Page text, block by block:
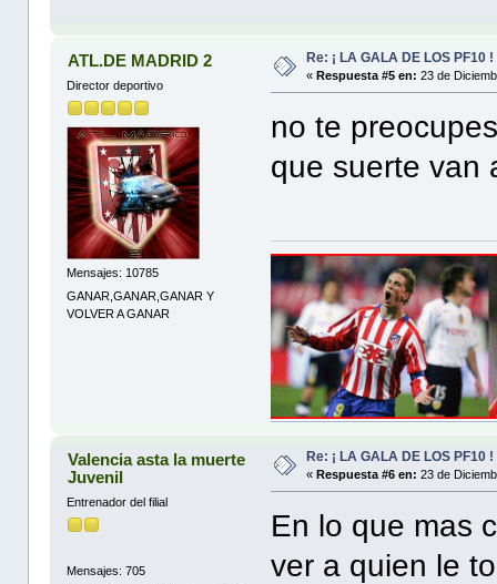
ATL.DE MADRID 2
Director deportivo
Mensajes: 10785
GANAR,GANAR,GANAR Y
VOLVER A GANAR
Re: ¡ LA GALA DE LOS PF10 !
«Respuesta #5 en: 23 de
no te
que suerte van
Valencia asta la muerte
Juvenil
Entrenador del filial
Mensajes: 705
Re: ¡ LA GALA DE LOS PF10 !
«Respuesta #6 en: 23 de
En lo que mas
ver a quien le